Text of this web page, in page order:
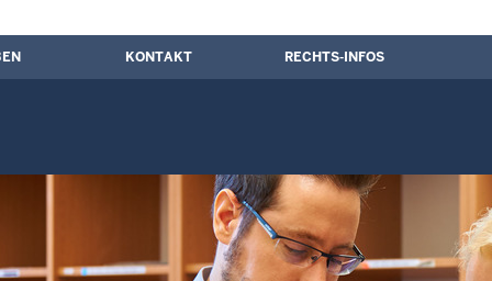
KONTAKT RECHTS-INFOS